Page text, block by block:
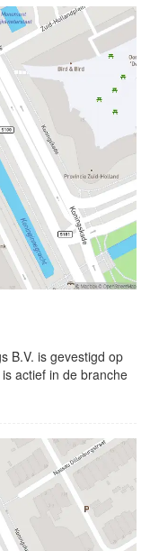
B.V. is gevestigd op
actief in de branche